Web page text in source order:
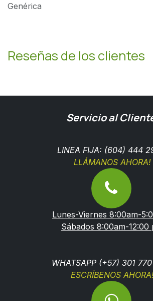
Genérica
Reseñas de los clientes
Servicio al
LINEA FIJA: (604) 444
LLÁMANOS AHORA!
Lunes-Viernes 8:00am-
Sábados 8:00am-12:00
WHATSAPP (+57) 301
ESCRÍBENOS